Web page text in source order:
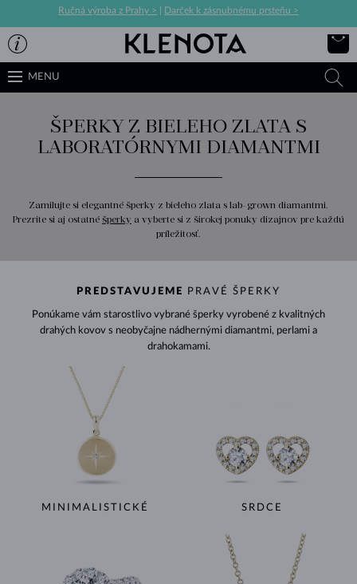
Ručná výroba z Prahy > Darček k zásnubnému prsteňu >
MENU
ŠPERKY Z BIELEHO ZLATA S
LABORATÓRNYMI DIAMANTMI
Zamilujte si elegantné šperky z bieleho zlata s lab-grown diamantmi.
Prezrite si aj ostatné šperky a vyberte si z širokej ponuky dizajnov pre každú
príležitosť.
PREDSTAVUJEME PRAVÉ ŠPERKY
Ponúkame vám starostlivo vybrané šperky vyrobené z kvalitných
drahých kovov s neobyčajne nádhernými diamantmi, perlami a
drahokamami.
MINIMALISTICKÉ SRDCE